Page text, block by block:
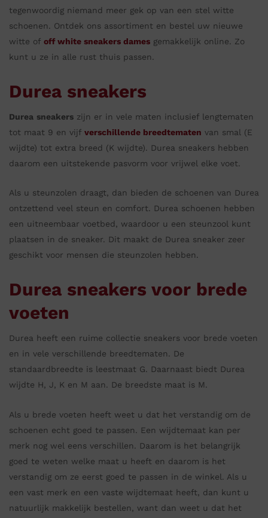
tegenwoordig niemand meer gek op van een stel witte
schoenen. Ontdek ons assortiment en bestel uw nieuwe
witte of off white sneakers dames gemakkelijk online. Zo
kunt u ze in alle rust thuis passen.
Durea sneakers
Durea sneakers zijn er in vele maten inclusief lengtematen
tot maat 9 en vijf verschillende breedtematen van smal (E
wijdte) tot extra breed (K wijdte). Durea sneakers hebben
daarom een uitstekende pasvorm voor vrijwel elke voet.
Als u steunzolen draagt, dan bieden de schoenen van Durea
ontzettend veel steun en comfort. Durea schoenen hebben
een uitneembaar voetbed, waardoor u een steunzool kunt
plaatsen in de sneaker. Dit maakt de Durea sneaker zeer
geschikt voor mensen die steunzolen hebben.
Durea sneakers voor brede
voeten
Durea heeft een ruime collectie sneakers voor brede voeten
en in vele verschillende breedtematen. De
standaardbreedte is leestmaat G. Daarnaast biedt Durea
wijdte H, J, K en M aan. De breedste maat is M.
Als u brede voeten heeft weet u dat het verstandig om de
schoenen echt goed te passen. Een wijdtemaat kan per
merk nog wel eens verschillen. Daarom is het belangrijk
goed te weten welke maat u heeft en daarom is het
verstandig om ze eerst goed te passen in de winkel. Als u
een vast merk en een vaste wijdtemaat heeft, dan kunt u
natuurlijk makkelijk bestellen, want dan weet u dat het